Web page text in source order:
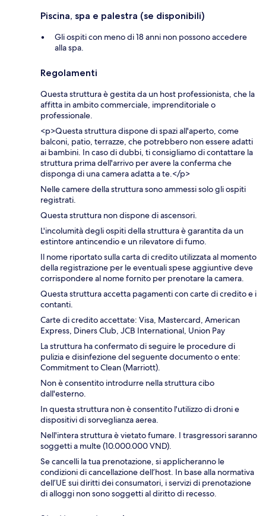
Piscina, spa e palestra (se disponibili)
Gli ospiti con meno di 18 anni non possono accedere
alla spa.
Regolamenti
Questa struttura è gestita da un host professionista, che la
affitta in ambito commerciale, imprenditoriale o
professionale.
<p>Questa struttura dispone di spazi all'aperto, come
balconi, patio, terrazze, che potrebbero non essere adatti
ai bambini. In caso di dubbi, ti consigliamo di contattare la
struttura prima dell'arrivo per avere la conferma che
disponga di una camera adatta a te.</p>
Nelle camere della struttura sono ammessi solo gli ospiti
registrati.
Questa struttura non dispone di ascensori.
L'incolumità degli ospiti della struttura è garantita da un
estintore antincendio e un rilevatore di fumo.
Il nome riportato sulla carta di credito utilizzata al momento
della registrazione per le eventuali spese aggiuntive deve
corrispondere al nome fornito per prenotare la camera.
Questa struttura accetta pagamenti con carte di credito e i
contanti.
Carte di credito accettate: Visa, Mastercard, American
Express, Diners Club, JCB International, Union Pay
La struttura ha confermato di seguire le procedure di
pulizia e disinfezione del seguente documento o ente:
Commitment to Clean (Marriott).
Non è consentito introdurre nella struttura cibo
dall'esterno.
In questa struttura non è consentito l'utilizzo di droni e
dispositivi di sorveglianza aerea.
Nell'intera struttura è vietato fumare. I trasgressori saranno
soggetti a multe (10.000.000 VND).
Se cancelli la tua prenotazione, si applicheranno le
condizioni di cancellazione dell’host. In base alla normativa
dell’UE sui diritti dei consumatori, i servizi di prenotazione
di alloggi non sono soggetti al diritto di recesso.